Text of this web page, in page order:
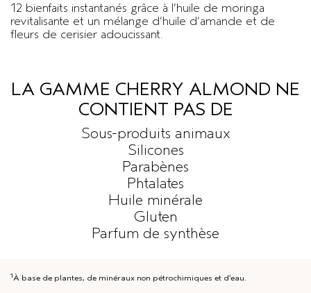
12 bienfaits instantanés grâce à l’huile de moringa
revitalisante et un mélange d’huile d’amande et de
fleurs de cerisier adoucissant.
LA GAMME CHERRY ALMOND NE
CONTIENT PAS DE
Sous-produits animaux
Silicones
Parabènes
Phtalates
Huile minérale
Gluten
Parfum de synthèse
1À base de plantes, de minéraux non pétrochimiques et d’eau.